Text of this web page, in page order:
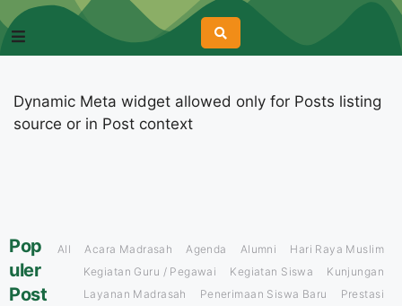
Dynamic Meta widget allowed only for Posts listing
source or in Post context
Pop
uler
Post
All Acara Madrasah Agenda Alumni
Hari Raya Muslim
Kegiatan Guru / Pegawai
Kegiatan Siswa
Kunjungan
Layanan Madrasah
Penerimaan Siswa Baru Prestasi